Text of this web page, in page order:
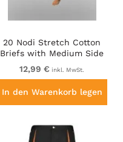
20 Nodi Stretch Cotton
Briefs with Medium Side
Cut Black
12,99 € inkl. MwSt.
In den Warenkorb legen